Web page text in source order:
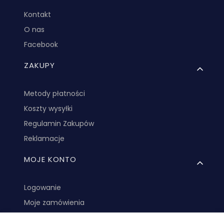
Kontakt
O nas
Facebook
ZAKUPY
Metody płatności
Koszty wysyłki
Regulamin Zakupów
Reklamacje
MOJE KONTO
Logowanie
Moje zamówienia